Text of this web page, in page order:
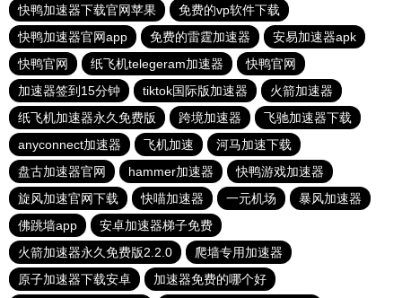
快鸭加速器下载官网苹果
免费的vp软件下载
快鸭加速器官网app
免费的雷霆加速器
安易加速器apk
快鸭官网
纸飞机telegeram加速器
快鸭官网
加速器签到15分钟
tiktok国际版加速器
火箭加速器
纸飞机加速器永久免费版
跨境加速器
飞驰加速器下载
anyconnect加速器
飞机加速
河马加速下载
盘古加速器官网
hammer加速器
快鸭游戏加速器
旋风加速官网下载
快喵加速器 一元机场
暴风加速器
佛跳墙app
安卓加速器梯子免费
火箭加速器永久免费版2.2.0
爬墙专用加速器
原子加速器下载安卓
加速器免费的哪个好